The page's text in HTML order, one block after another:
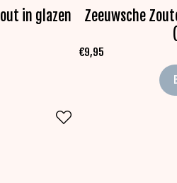
in glazen
Zeeuwsche
€9,95